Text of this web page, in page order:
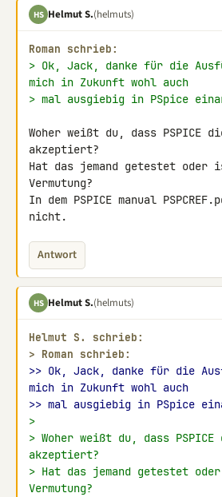
HS Helmut S.(helmuts)
Roman schrieb:
> Ok, Jack, danke für die
mich in Zukunft wohl auch
> mal ausgiebig in PSpice
Woher weißt du, dass PSPICE
akzeptiert?
Hat das jemand getestet oder
Vermutung?
In dem PSPICE manual
nicht.
Antwort
HS Helmut S.(helmuts)
Helmut S. schrieb:
> Roman schrieb:
>> Ok, Jack, danke für die
mich in Zukunft wohl auch
>> mal ausgiebig in PSpice
>
> Woher weißt du, dass
akzeptiert?
> Hat das jemand getestet
Vermutung?